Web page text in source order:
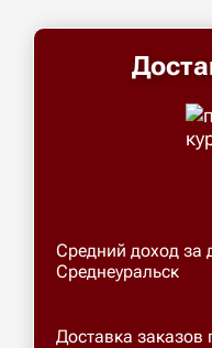
Средний доход за
Среднеуральск
Доставка